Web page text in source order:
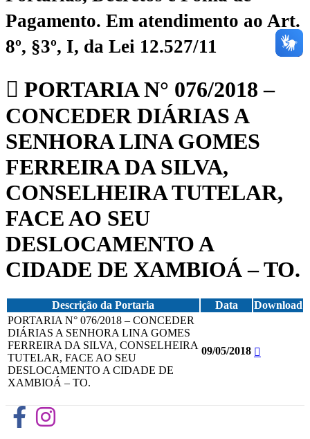
Pagamento. Em atendimento ao Art.
8º, §3º, I, da Lei 12.527/11
PORTARIA N° 076/2018 –
CONCEDER DIÁRIAS A
SENHORA LINA GOMES
FERREIRA DA SILVA,
CONSELHEIRA TUTELAR,
FACE AO SEU
DESLOCAMENTO A
CIDADE DE XAMBIOÁ – TO.
Descrição da Portaria Data
Download
PORTARIA N° 076/2018 – CONCEDER
DIÁRIAS A SENHORA LINA GOMES
FERREIRA DA SILVA, CONSELHEIRA
TUTELAR, FACE AO SEU
DESLOCAMENTO A CIDADE DE
XAMBIOÁ – TO.
09/05/2018